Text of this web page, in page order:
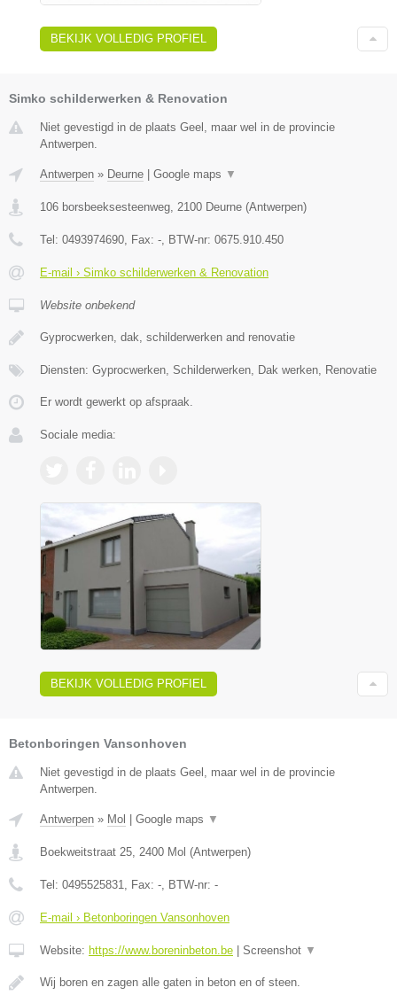
BEKIJK VOLLEDIG PROFIEL
Simko schilderwerken & Renovation
Niet gevestigd in de plaats Geel, maar wel in de provincie
Antwerpen.
Antwerpen » Deurne Google maps ▼
106 borsbeeksesteenweg, 2100 Deurne (Antwerpen)
Tel: 0493974690, Fax: -, BTW-nr: 0675.910.450
E-mail › Simko schilderwerken & Renovation
Website onbekend
Gyprocwerken, dak, schilderwerken and renovatie
Diensten: Gyprocwerken, Schilderwerken, Dak werken, Renovatie
Er wordt gewerkt op afspraak.
Sociale media:
BEKIJK VOLLEDIG PROFIEL
Betonboringen Vansonhoven
Niet gevestigd in de plaats Geel, maar wel in de provincie
Antwerpen.
Antwerpen » Mol | Google maps ▼
Boekweitstraat 25 2400 Mol (Antwerpen)
Tel: 0495525831 , Fax: - , BTW-nr: -
E-mail › Betonboringen Vansonhoven
Website: https://www.boreninbeton.be | Screenshot ▼
Wij boren en zagen alle gaten in beton en of steen.